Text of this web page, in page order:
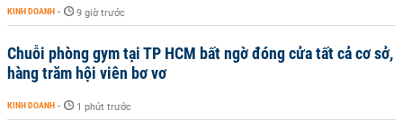
KINH DOANH - 9 giờ trước
Chuỗi phòng gym tại TP HCM bất ngờ đóng cửa tất cả cơ sở,
hàng trăm hội viên bơ vơ
KINH DOANH - 1 phút trước